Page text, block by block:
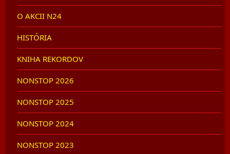
O AKCII N24
HISTÓRIA
KNIHA REKORDOV
NONSTOP 2026
NONSTOP 2025
NONSTOP 2024
NONSTOP 2023